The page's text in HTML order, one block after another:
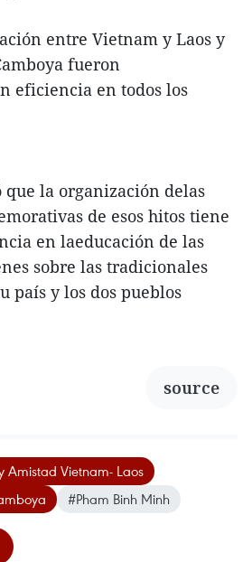
entre Vietnam y Laos y
fueron
eficiencia en todos los
la organización delas
de esos hitos tiene
en laeducación de las
sobre las tradicionales
país y los dos pueblos
source
Amistad Vietnam- Laos
#Pham Binh Minh